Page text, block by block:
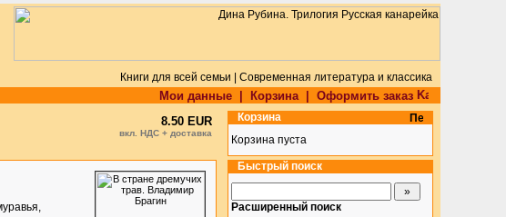
Книги для всей семьи | Современная литература и классика
Мои данные Корзина| Оформить заказ
8.50 EUR
вкл. НДС + доставка
Корзина
Корзина пуста
Быстрый поиск
Расширенный поиск